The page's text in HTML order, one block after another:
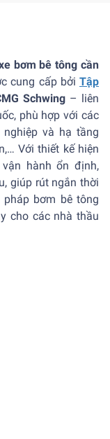
bơm bê tông cần
cung cấp bởi Tập
Schwing – liên
phù hợp với các
và hạ tầng
Với thiết kế hiện
hành ổn định,
giúp rút ngắn thời
bơm bê tông
cho các nhà thầu